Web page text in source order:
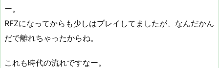
ー。
RFZになってからも少しはプレイしてましたが、なんだかん
だで離れちゃったからね。
これも時代の流れですなー。